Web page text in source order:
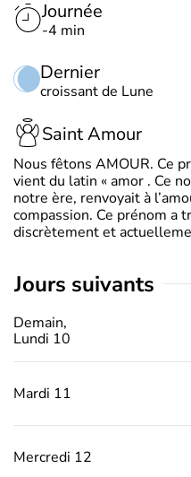
Journée
-4 min
Dernier
croissant de Lune
Saint Amour
Nous fêtons AMOUR. Ce
vient du latin « amor . Ce
notre ère, renvoyait à
compassion. Ce prénom a
discrètement et
jours suivants
Demain,
Lundi 10
Mardi 11
Mercredi 12